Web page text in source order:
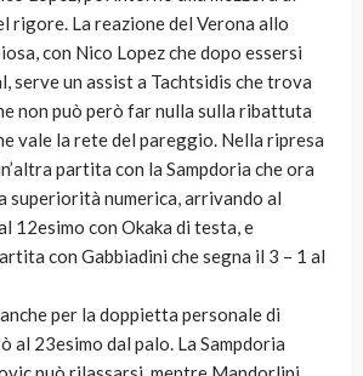
rigore. La reazione del Verona allo
con Nico Lopez che dopo essersi
serve un assist a Tachtsidis che trova
non può però far nulla sulla ribattuta
vale la rete del pareggio. Nella ripresa
partita con la Sampdoria che ora
superiorità numerica, arrivando al
12esimo con Okaka di testa, e
con Gabbiadini che segna il 3 – 1 al
per la doppietta personale di
al 23esimo dal palo. La Sampdoria